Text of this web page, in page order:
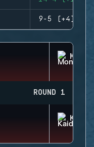
9-5 (+4)
ROUND 1
KAID